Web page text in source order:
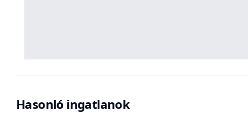
Hasonló ingatlanok